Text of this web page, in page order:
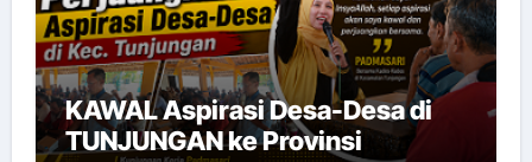
KAWAL Aspirasi Desa-Desa di
TUNJUNGAN ke Provinsi